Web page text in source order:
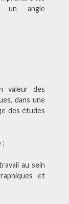
un angle
valeur des
dans une
des études
;
au sein
et